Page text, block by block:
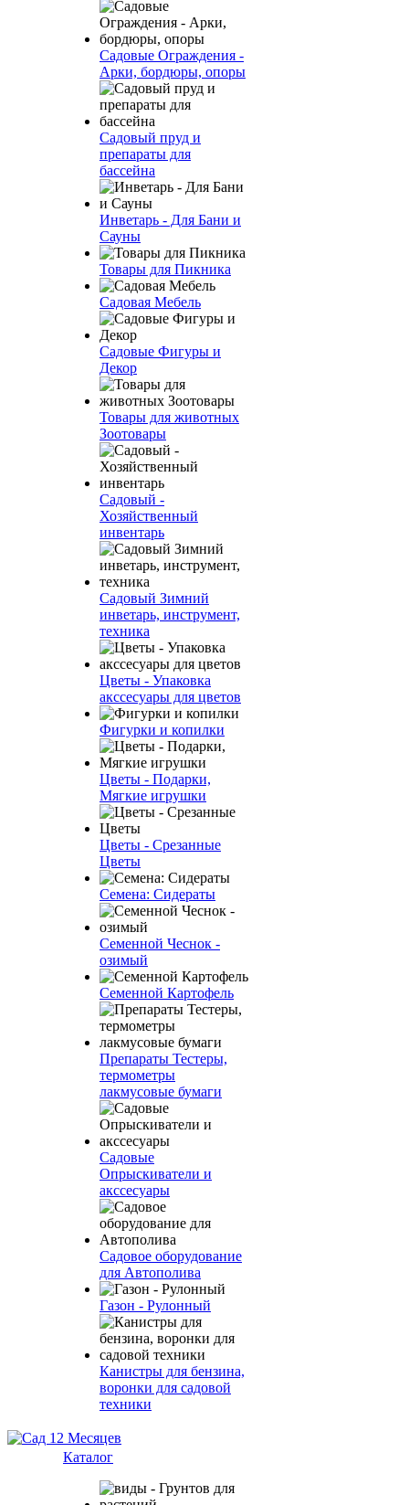
Садовые Ограждения -
Арки, бордюры, опоры
Садовый пруд и
препараты для
бассейна
Инветарь - Для Бани и
Сауны
Товары для Пикника
Садовая Мебель
Садовые Фигуры и
Декор
Товары для животных
Зоотовары
Садовый -
Хозяйственный
инвентарь
Садовый Зимний
инветарь, инструмент,
техника
Цветы - Упаковка
акссесуары для цветов
Фигурки и копилки
Цветы - Подарки,
Мягкие игрушки
Цветы - Срезанные
Цветы
Семена: Сидераты
Семенной Чеснок -
озимый
Семенной Картофель
Препараты Тестеры,
термометры
лакмусовые бумаги
Садовые
Опрыскиватели и
акссесуары
Садовое оборудование
для Автополива
Газон - Рулонный
Канистры для бензина,
воронки для садовой
техники
Каталог